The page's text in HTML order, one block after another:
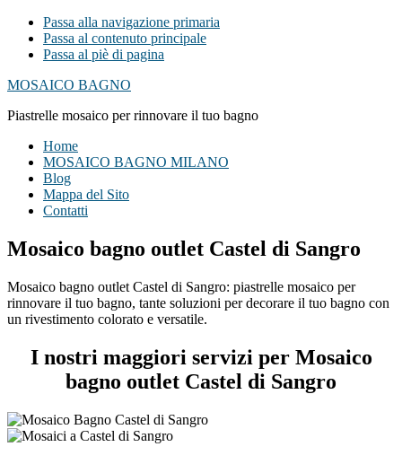
Passa alla navigazione primaria
Passa al contenuto principale
Passa al piè di pagina
MOSAICO BAGNO
Piastrelle mosaico per rinnovare il tuo bagno
Home
MOSAICO BAGNO MILANO
Blog
Mappa del Sito
Contatti
Mosaico bagno outlet Castel di Sangro
Mosaico bagno outlet Castel di Sangro: piastrelle mosaico per
rinnovare il tuo bagno, tante soluzioni per decorare il tuo bagno con
un rivestimento colorato e versatile.
I nostri maggiori servizi per Mosaico
bagno outlet Castel di Sangro